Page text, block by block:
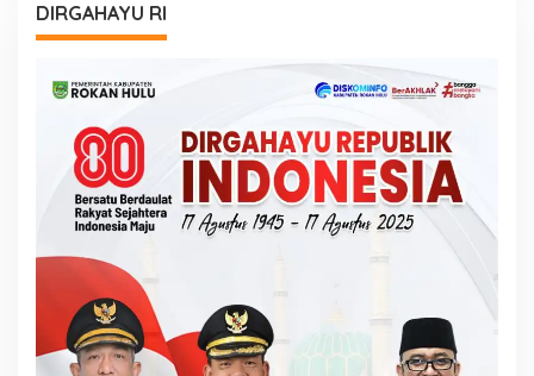
DIRGAHAYU RI